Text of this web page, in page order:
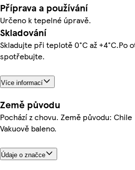
Příprava a používání
Určeno k tepelné úpravě.
Skladování
Skladujte při teplotě 0°C až +4°C.Po
spotřebujte.
Více informací
Země původu
Pochází z chovu. Země původu: Chile
Vakuově baleno.
Údaje o značce